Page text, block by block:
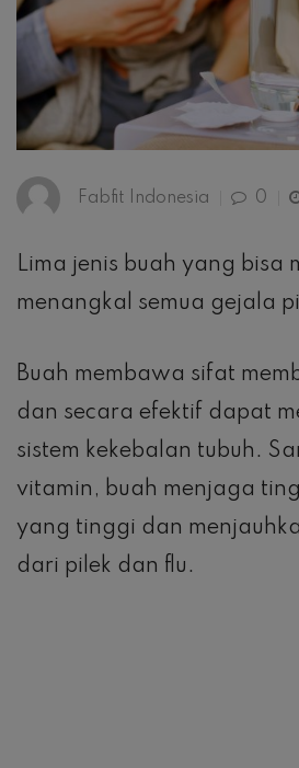
Fabfit Indonesia 0
Lima jenis buah yang bisa
menangkal semua gejala
Buah membawa sifat
dan secara efektif dapat
sistem kekebalan tubuh.
vitamin, buah menjaga
yang tinggi dan
dari pilek dan flu.